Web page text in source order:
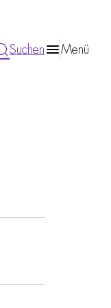
Suchen Menü